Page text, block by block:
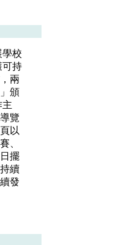
校
可持
兩
頒
主
覽
以
、
擺
續
發